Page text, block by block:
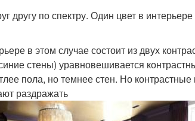
другу по спектру. Один цвет в
в этом случае состоит из двух
стены) уравновешивается
пола, но темнее стен. Но
раздражать